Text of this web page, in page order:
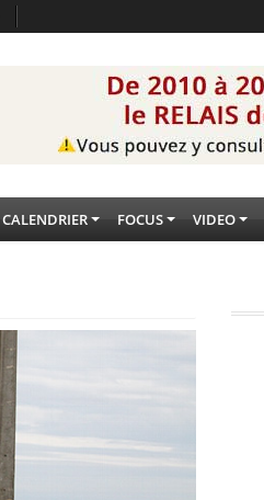
CALENDRIER FOCUS VIDEO